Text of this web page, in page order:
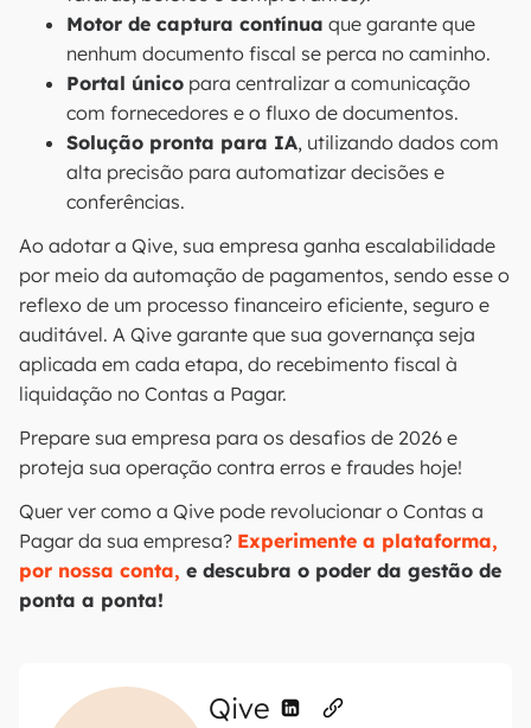
Motor de captura contínua que garante que
nenhum documento fiscal se perca no caminho.
Portal único para centralizar a comunicação
com fornecedores e o fluxo de documentos.
Solução pronta para IA, utilizando dados com
alta precisão para automatizar decisões e
conferências.
Ao adotar a Qive, sua empresa ganha escalabilidade
por meio da automação de pagamentos, sendo esse o
reflexo de um processo financeiro eficiente, seguro e
auditável. A Qive garante que sua governança seja
aplicada em cada etapa, do recebimento fiscal à
liquidação no Contas a Pagar.
Prepare sua empresa para os desafios de 2026 e
proteja sua operação contra erros e fraudes hoje!
Quer ver como a Qive pode revolucionar o Contas a
Pagar da sua empresa? Experimente a plataforma,
por nossa conta, e descubra o poder da gestão de
ponta a ponta!
Qive